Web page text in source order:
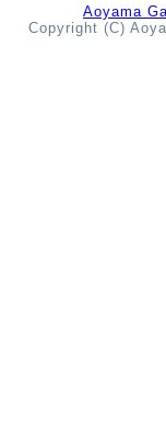
Aoyama
Copyright (C)